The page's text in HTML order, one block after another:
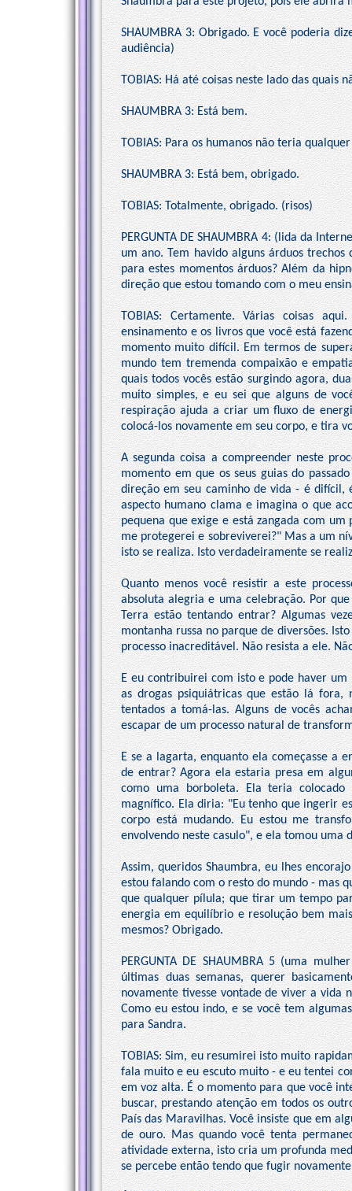
SHAUMBRA 3: Obrigado. E você poderia
audiência)
TOBIAS: Há até coisas neste lado das quais
SHAUMBRA 3: Está bem.
TOBIAS: Para os humanos não teria
SHAUMBRA 3: Está bem, obrigado.
TOBIAS: Totalmente, obrigado. (risos)
PERGUNTA DE SHAUMBRA 4: (lida da
um ano. Tem havido alguns árduos
para estes momentos árduos? Além da
direção que estou tomando com o meu
TOBIAS: Certamente. Várias coisas
ensinamento e os livros que você está
momento muito difícil. Em termos de
mundo tem tremenda compaixão e
quais todos vocês estão surgindo agora,
muito simples, e eu sei que alguns de
respiração ajuda a criar um fluxo de
colocá-los novamente em seu corpo, e tira
A segunda coisa a compreender neste
momento em que os seus guias do
direção em seu caminho de vida - é difícil,
aspecto humano clama e imagina o que
pequena que exige e está zangada com
me protegerei e sobreviverei?" Mas a um
isto se realiza. Isto verdadeiramente se
Quanto menos você resistir a este
absoluta alegria e uma celebração. Por
Terra estão tentando entrar? Algumas
montanha russa no parque de diversões.
processo inacreditável. Não resista a ele.
E eu contribuirei com isto e pode haver um
as drogas psiquiátricas que estão lá fora,
tentados a tomá-las. Alguns de vocês
escapar de um processo natural de
E se a lagarta, enquanto ela começasse a
de entrar? Agora ela estaria presa em
como uma borboleta. Ela teria
magnífico. Ela diria: "Eu tenho que ingerir
corpo está mudando. Eu estou me
envolvendo neste casulo", e ela tomou uma
Assim, queridos Shaumbra, eu lhes
estou falando com o resto do mundo - mas
que qualquer pílula; que tirar um tempo
energia em equilíbrio e resolução bem
mesmos? Obrigado.
PERGUNTA DE SHAUMBRA 5 (uma
últimas duas semanas, querer
novamente tivesse vontade de viver a vida
Como eu estou indo, e se você tem
para Sandra.
TOBIAS: Sim, eu resumirei isto muito
fala muito e eu escuto muito - e eu tentei
em voz alta. É o momento para que você
buscar, prestando atenção em todos os
País das Maravilhas. Você insiste que em
de ouro. Mas quando você tenta
atividade externa, isto cria um profunda
se percebe então tendo que fugir